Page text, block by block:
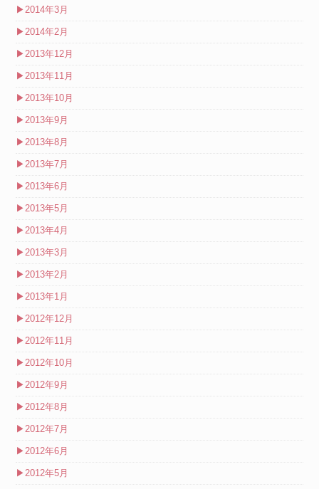
▶2014年3月
▶2014年2月
▶2013年12月
▶2013年11月
▶2013年10月
▶2013年9月
▶2013年8月
▶2013年7月
▶2013年6月
▶2013年5月
▶2013年4月
▶2013年3月
▶2013年2月
▶2013年1月
▶2012年12月
▶2012年11月
▶2012年10月
▶2012年9月
▶2012年8月
▶2012年7月
▶2012年6月
▶2012年5月